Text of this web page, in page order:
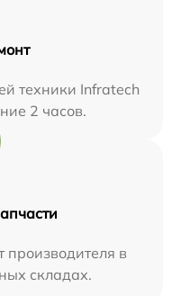
техники Infratech
2 часов.
производителя в
складах.